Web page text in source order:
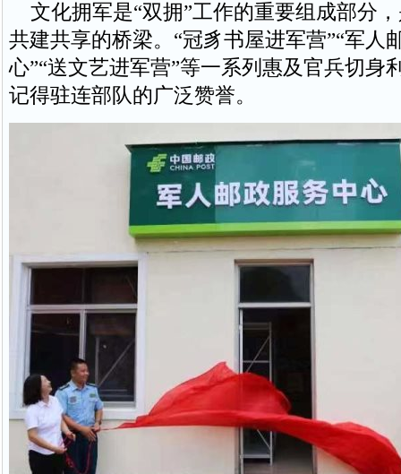
文化拥军是“双拥”工作的重要组成部分
共建共享的桥梁。“冠豸书屋进军营”“军人
心”“送文艺进军营”等一系列惠及官兵切身
记得驻连部队的广泛赞誉。